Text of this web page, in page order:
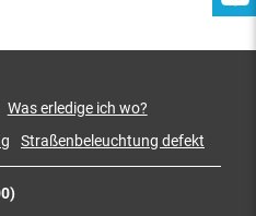
Was erledige ich wo?
Straßenbeleuchtung defekt